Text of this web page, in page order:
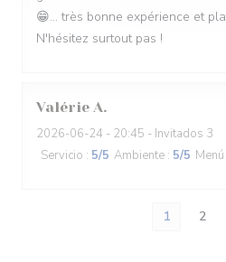
😁... très bonne expérience et
N'hésitez surtout pas !
Valérie A
2026-06-24 - 20:45 - Invitados 3
Servicio : 5/5 Ambiente : 5/5 Menú
1 2